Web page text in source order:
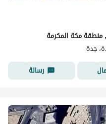
منطقة مكة المكرمة
جدة
رسالة